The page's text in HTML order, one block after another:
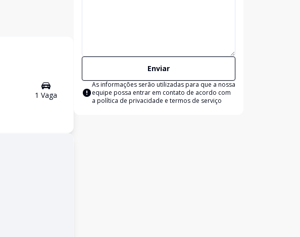
1 Vaga
Enviar
As informações serão utilizadas para que a nossa
equipe possa entrar em contato de acordo com
a política de privacidade e termos de serviço